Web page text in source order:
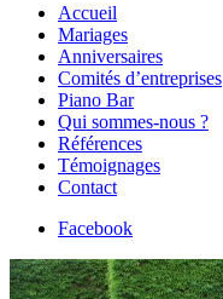
Accueil
Mariages
Anniversaires
Comités d’entreprises
Piano Bar
Qui sommes-nous ?
Références
Témoignages
Contact
Facebook